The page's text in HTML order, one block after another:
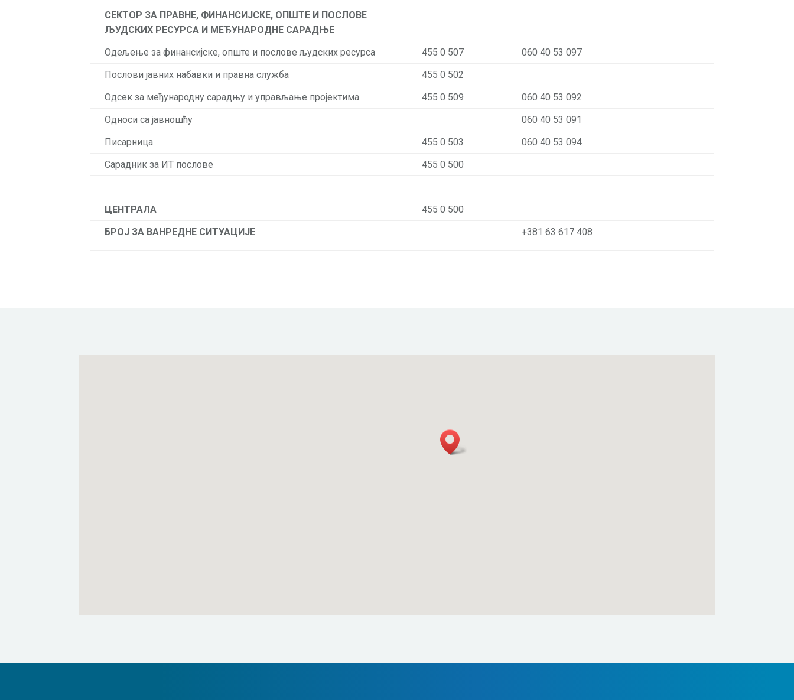
СЕКТОР ЗА ПРАВНЕ, ФИНАНСИЈСКЕ, ОПШТЕ И ПОСЛОВЕ
ЉУДСКИХ РЕСУРСА И МЕЂУНАРОДНЕ САРАДЊЕ
Одељење за финансијске, опште и послове људских ресурса
455 0 507
060 40 53 097
Послови јавних набавки и правна служба
455 0 502
Одсек за међународну сарадњу и управљање пројектима
455 0 509
060 40 53 092
Односи са јавношћу
060 40 53 091
Писарница
455 0 503
060 40 53 094
Сарадник за ИТ послове
455 0 500
ЦЕНТРАЛА
455 0 500
БРОЈ ЗА ВАНРЕДНЕ СИТУАЦИЈЕ
+381 63 617 408